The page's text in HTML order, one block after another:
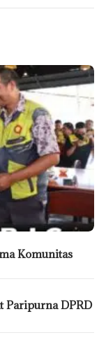
Komunitas
Paripurna DPRD